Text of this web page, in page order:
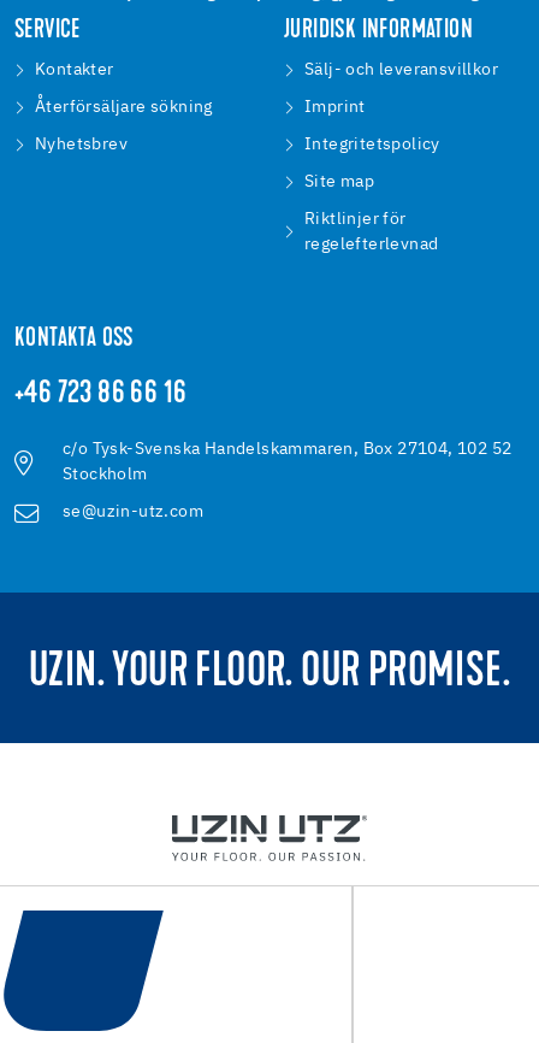
SERVICE
Kontakter
Återförsäljare sökning
Nyhetsbrev
JURIDISK INFORMATION
Sälj- och leveransvillkor
Imprint
Integritetspolicy
Site map
Riktlinjer för
regelefterlevnad
KONTAKTA OSS
+46 723 86 66 16
c/o Tysk-Svenska Handelskammaren, Box 27104, 102 52
Stockholm
se@uzin-utz.com
UZIN. YOUR FLOOR. OUR PROMISE.